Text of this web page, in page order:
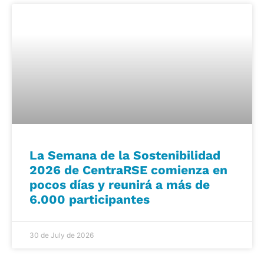
La Semana de la Sostenibilidad
2026 de CentraRSE comienza en
pocos días y reunirá a más de
6.000 participantes
30 de July de 2026